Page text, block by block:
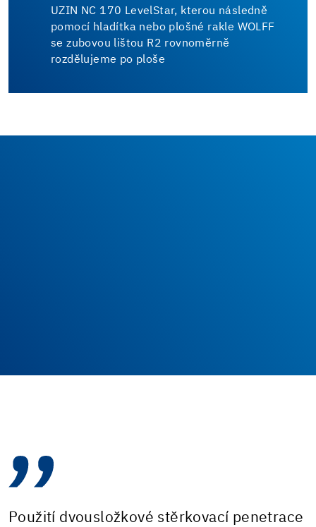
UZIN NC 170 LevelStar, kterou následně
pomocí hladítka nebo plošné rakle WOLFF
se zubovou lištou R2 rovnoměrně
rozdělujeme po ploše
Použití dvousložkové stěrkovací penetrace